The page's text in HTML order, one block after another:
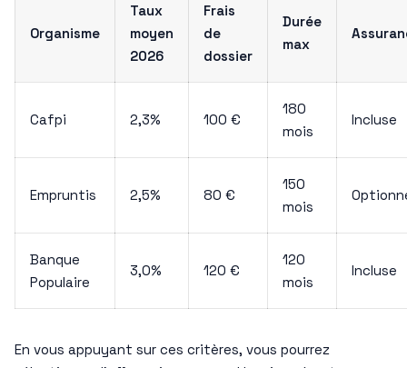
Organisme
Taux
moyen
2026
Frais
de
dossier
Durée
max
Cafpi 2,3% 100 €
180
mois
Incluse
Empruntis 2,5% 80 €
150
mois
Banque
Populaire
3,0% 120 €
120
mois
Incluse
En vous appuyant sur ces critères, vous pourrez